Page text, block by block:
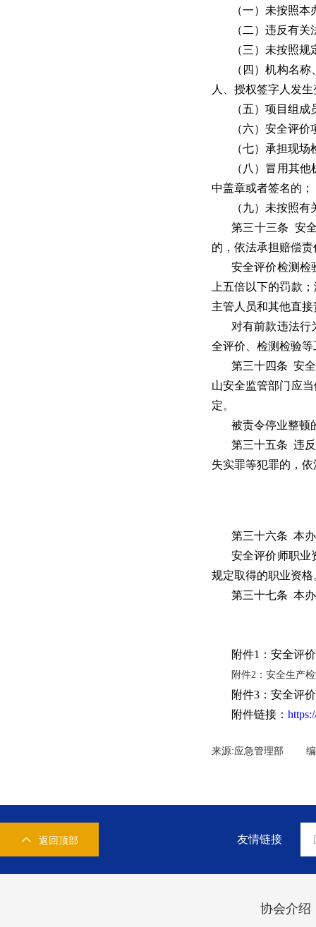
（一）未按照
（二）违反有
（三）未按照
（四）机构名
人、授权签字人发
（五）项目组
（六）安全评
（七）承担现
（八）冒用其
中盖章或者签名的；
（九）未按照
第三十三条 安
的，依法承担赔偿责
安全评价检测检
上五倍以下的罚款
主管人员和其他直
对有前款违法行
全评价、检测检验
第三十四条 安
山安全监管部门应
定。
被责令停业整顿
第三十五条 违
失实罪等犯罪的，
第三十六条 本
安全评价师职业
规定取得的职业资格
第三十七条 本
附件1：安全评
附件2：安全生产
附件3：安全评
附件链接：
来源:应急管理部
返回顶部 友情链接
协会介绍